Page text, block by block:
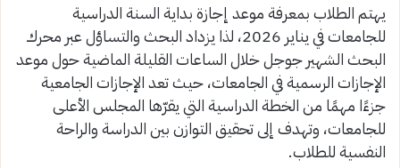
يهتم الطلاب بمعرفة موعد إجازة بداية السنة الدراسية
للجامعات في يناير 2026، لذا يزداد البحث والتساؤل عبر محرك
البحث الشهير جوجل خلال الساعات القليلة الماضية حول موعد
الإجازات الرسمية في الجامعات، حيث تعد الإجازات الجامعية
جزءًا مهمًا من الخطة الدراسية التي يقرّها المجلس الأعلى
للجامعات، وتهدف إلى تحقيق التوازن بين الدراسة والراحة
النفسية للطلاب.